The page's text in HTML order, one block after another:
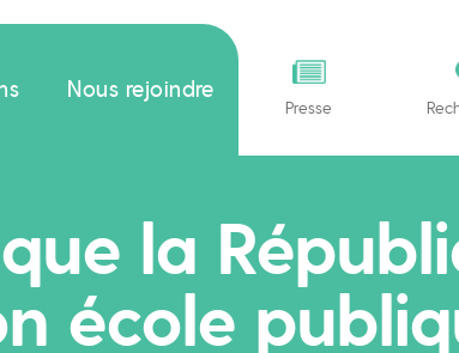
Nous rejoindre
Presse
la
école